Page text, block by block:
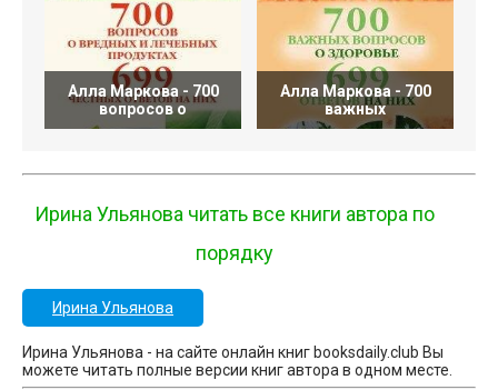
Алла Маркова - 700
вопросов о
Алла Маркова - 700
важных
Ирина Ульянова читать все книги автора по
порядку
Ирина Ульянова
Ирина Ульянова - на сайте онлайн книг booksdaily.club Вы
можете читать полные версии книг автора в одном месте.